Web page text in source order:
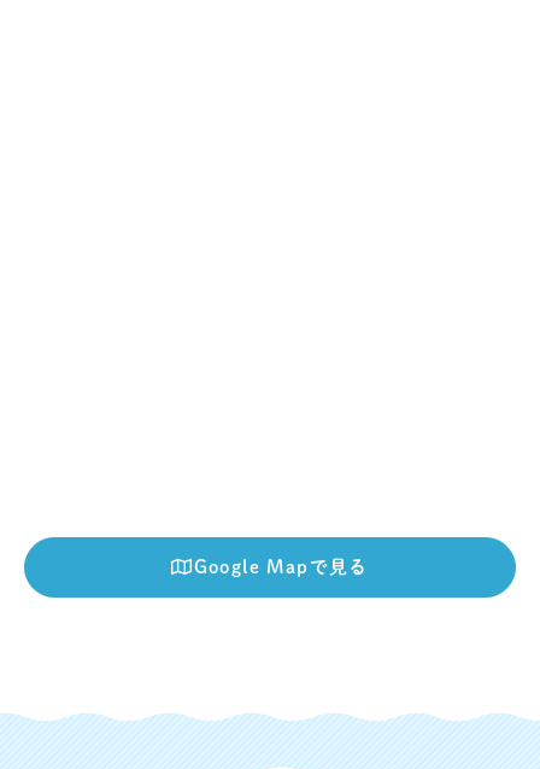
Google Mapで見る